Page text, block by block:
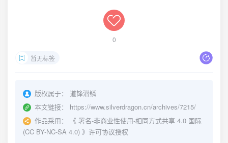
0
暂无标签
版权属于：
道锋潜鳞
本文链接：
https://www.silverdragon.cn/archives/7215/
作品采用：
《 署名-非商业性使用-相同方式共享 4.0 国际
(CC BY-NC-SA 4.0) 》许可协议授权